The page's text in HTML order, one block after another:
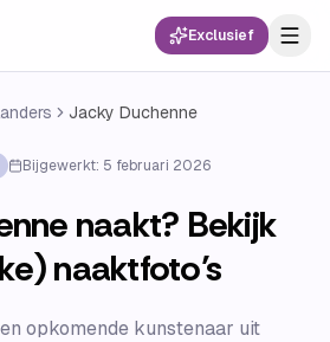
Exclusief
Jacky Duchenne
Bijgewerkt: 5 februari 2026
naakt? Bekijk
naaktfoto’s
opkomende kunstenaar uit